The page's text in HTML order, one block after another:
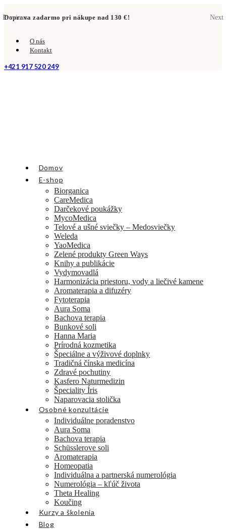
Doprava zadarmo pri nákupe nad 130 €!
Previous Next
O nás
Kontakt
+421 917 520 249
Domov
E-shop
Biorganica
CareMedica
Darčekové poukážky
MycoMedica
Telové a ušné sviečky – Medosviečky
Weleda
YaoMedica
Zelené produkty Green Ways
Knihy a publikácie
Vydymovadlá
Harmonizácia priestoru, vody a liečivé kamene
Aromaterapia a difuzéry
Fytoterapia
Aura Soma
Bachova terapia
Bunkové soli
Hanna Maria
Prírodná kozmetika
Špeciálne a výživové doplnky
Tradičná čínska medicína
Zdravé pochutiny
Kasfero Naturmedizin
Špeciality Íris
Naparovacia stolička
Osobné konzultácie
Individuálne poradenstvo
Aura Soma
Bachova terapia
Schüsslerove soli
Aromaterapia
Homeopatia
Individuálna a partnerská numerológia
Numerológia – kľúč života
Theta Healing
Koučing
Kurzy a školenia
Blog